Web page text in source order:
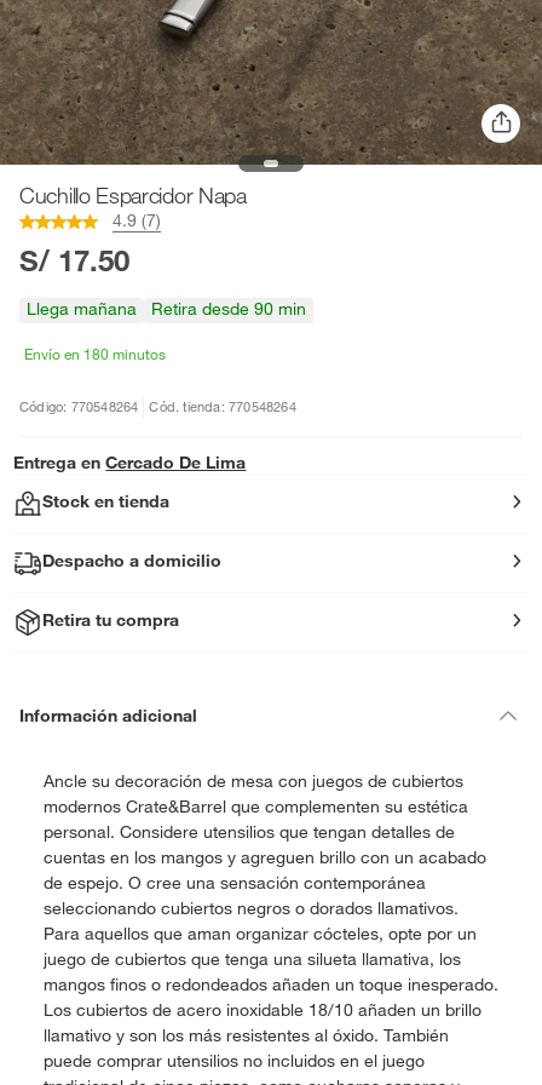
Cuchillo Esparcidor Napa
4.9 (7)
S/ 17.50
Llega mañana Retira desde 90 min
Envío en 180 minutos
Código: 770548264 Cód. tienda: 770548264
Entrega en Cercado De Lima
Stock en tienda
Despacho a domicilio
Retira tu compra
Información adicional
Ancle su decoración de mesa con juegos de cubiertos
modernos Crate&Barrel que complementen su estética
personal. Considere utensilios que tengan detalles de
cuentas en los mangos y agreguen brillo con un acabado
de espejo. O cree una sensación contemporánea
seleccionando cubiertos negros o dorados llamativos.
Para aquellos que aman organizar cócteles, opte por un
juego de cubiertos que tenga una silueta llamativa, los
mangos finos o redondeados añaden un toque inesperado.
Los cubiertos de acero inoxidable 18/10 añaden un brillo
llamativo y son los más resistentes al óxido. También
puede comprar utensilios no incluidos en el juego